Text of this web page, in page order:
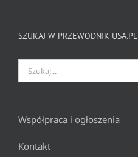
SZUKAJ W PRZEWODNIK-USA.PL
Szukaj
Współpraca i ogłoszenia
Kontakt